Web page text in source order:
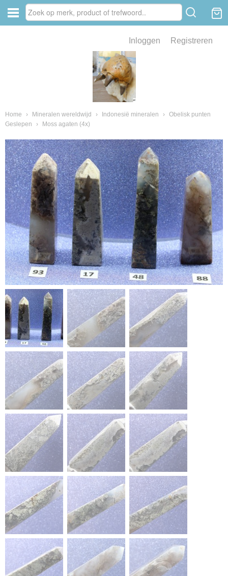
Inloggen Registreren
Home › Mineralen wereldwijd › Indonesië mineralen › Obelisk punten
Geslepen
› Moss agaten (4x)
van fossielen en mineralen